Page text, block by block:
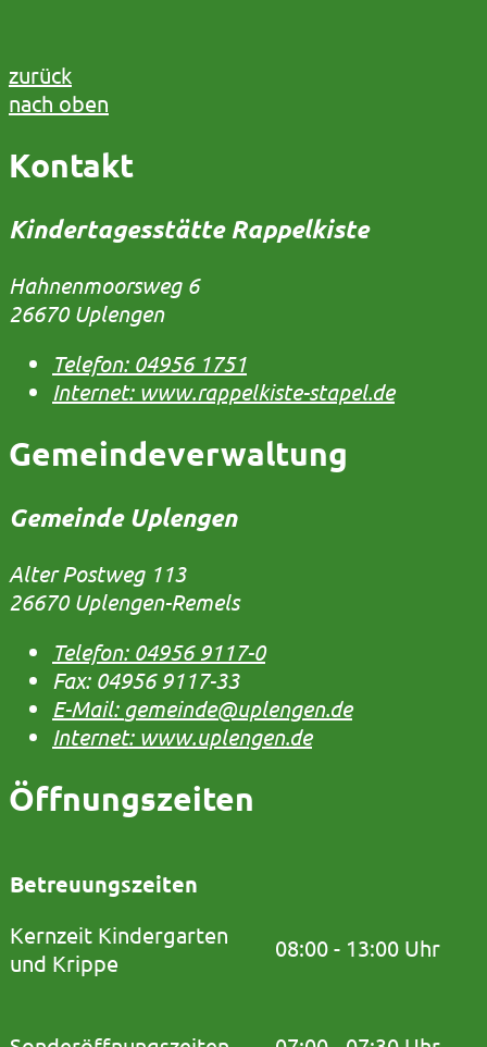
zurück
nach oben
Kontakt
Kindertagesstätte Rappelkiste
Hahnenmoorsweg 6
26670 Uplengen
Telefon: 04956 1751
Internet: www.rappelkiste-stapel.de
Gemeindeverwaltung
Gemeinde Uplengen
Alter Postweg 113
26670 Uplengen-Remels
Telefon: 04956 9117-0
Fax: 04956 9117-33
E-Mail: gemeinde@uplengen.de
Internet: www.uplengen.de
Öffnungszeiten
Betreuungszeiten
Kernzeit Kindergarten
und Krippe
08:00 - 13:00 Uhr